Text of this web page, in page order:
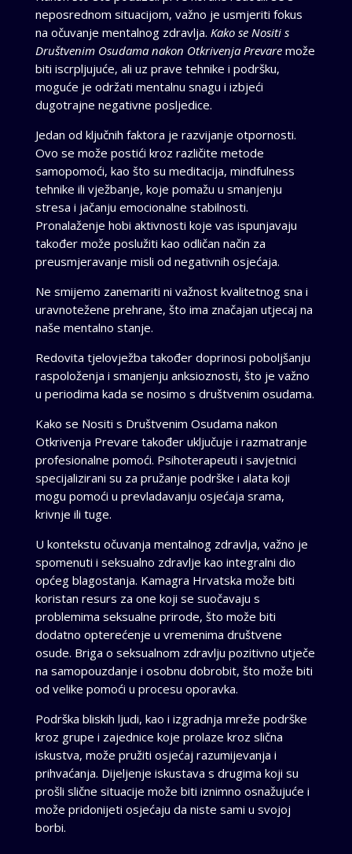
neposrednom situacijom, važno je usmjeriti fokus
na očuvanje mentalnog zdravlja. Kako se Nositi s
Društvenim Osudama nakon Otkrivenja Prevaremože
biti iscrpljujuće, ali uz prave tehnike i podršku,
moguće je održati mentalnu snagu i izbjeći
dugotrajne negativne posljedice.
Jedan od ključnih faktora je razvijanje otpornosti.
Ovo se može postići kroz različite metode
samopomoći, kao što su meditacija, mindfulness
tehnike ili vježbanje, koje pomažu u smanjenju
stresa i jačanju emocionalne stabilnosti.
Pronalaženje hobi aktivnosti koje vas ispunjavaju
također može poslužiti kao odličan način za
preusmjeravanje misli od negativnih osjećaja.
Ne smijemo zanemariti ni važnost kvalitetnog sna i
uravnotežene prehrane, što ima značajan utjecaj na
naše mentalno stanje.
Redovita tjelovježba također doprinosi poboljšanju
raspoloženja i smanjenju anksioznosti, što je važno
u periodima kada se nosimo s društvenim osudama.
Kako se Nositi s Društvenim Osudama nakon
Otkrivenja Prevare također uključuje i razmatranje
profesionalne pomoći. Psihoterapeuti i savjetnici
specijalizirani su za pružanje podrške i alata koji
mogu pomoći u prevladavanju osjećaja srama,
krivnje ili tuge.
U kontekstu očuvanja mentalnog zdravlja, važno je
spomenuti i seksualno zdravlje kao integralni dio
općeg blagostanja. Kamagra Hrvatska može biti
koristan resurs za one koji se suočavaju s
problemima seksualne prirode, što može biti
dodatno opterećenje u vremenima društvene
osude. Briga o seksualnom zdravlju pozitivno utječe
na samopouzdanje i osobnu dobrobit, što može biti
od velike pomoći u procesu oporavka.
Podrška bliskih ljudi, kao i izgradnja mreže podrške
kroz grupe i zajednice koje prolaze kroz slična
iskustva, može pružiti osjećaj razumijevanja i
prihvaćanja. Dijeljenje iskustava s drugima koji su
prošli slične situacije može biti iznimno osnažujuće i
može pridonijeti osjećaju da niste sami u svojoj
borbi.